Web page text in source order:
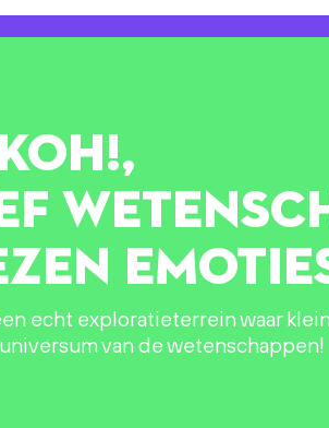
OH!,
echt exploratieterrein waar
van de wetenschappen!